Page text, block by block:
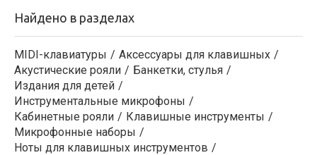
Найдено в разделах
MIDI-клавиатуры
Аксессуары для клавишных
Акустические рояли
Банкетки, стулья
Издания для детей
Инструментальные микрофоны
Кабинетные рояли
Клавишные инструменты
Микрофонные наборы
Ноты для клавишных инструментов